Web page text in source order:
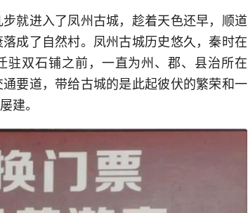
就进入了凤州古城，趁着天色还早，顺道
成了自然村。凤州古城历史悠久，秦时在
双石铺之前，一直为州、郡、县治所在
要道，带给古城的是此起彼伏的繁荣和一
建。